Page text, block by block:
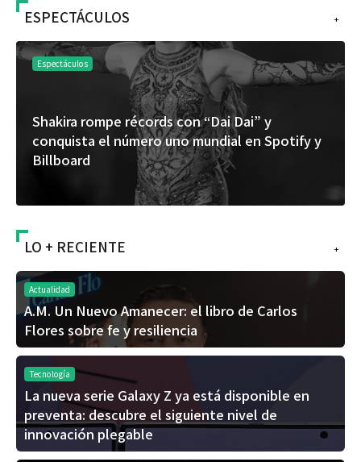
+
ESPECTÁCULOS
Espectáculos
“Donde quiera que estés”
del universo de
álbum de estudio
“Dai Dai” y
mundial en Spotify y
+
LO + RECIENTE
Actualidad
A.M. Un Nuevo Amanecer: el libro de Carlos
Flores sobre fe y resiliencia
Tecnología
La nueva serie Galaxy Z ya está disponible en
preventa: descubre el siguiente nivel de
innovación plegable